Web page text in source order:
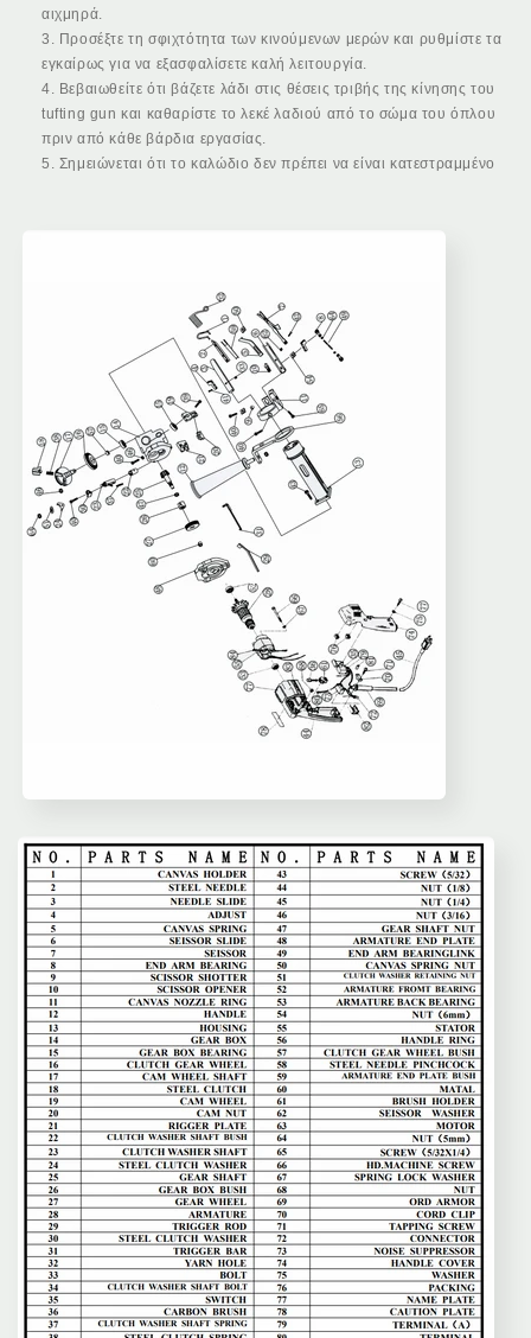
αιχμηρά.
Προσέξτε τη σφιχτότητα των κινούμενων μερών και ρυθμίστε τα
εγκαίρως για να εξασφαλίσετε καλή λειτουργία.
Βεβαιωθείτε ότι βάζετε λάδι στις θέσεις τριβής της κίνησης του
tufting gun και καθαρίστε το λεκέ λαδιού από το σώμα του όπλου
πριν από κάθε βάρδια εργασίας.
Σημειώνεται ότι το καλώδιο δεν πρέπει να είναι κατεστραμμένο